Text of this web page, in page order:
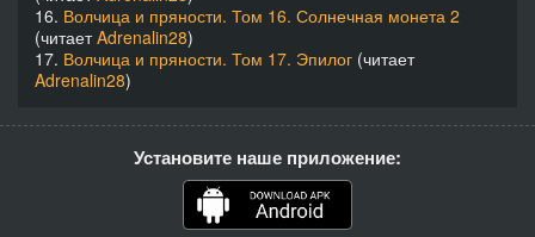
16. Волчица и пряности. Том 16. Солнечная монета 2
(читаетAdrenalin28)
17. Волчица и пряности. Том 17. Эпилог (читает
Adrenalin28)
Установите наше приложение: